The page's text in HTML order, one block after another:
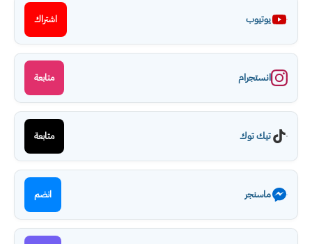
يوتيوب
انستجرام
تيك توك
ماسنجر